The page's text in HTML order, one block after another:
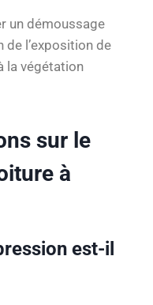
un démoussage
de l’exposition de
la végétation
sur le
à
est-il